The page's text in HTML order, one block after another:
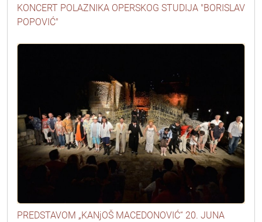
KONCERT POLAZNIKA OPERSKOG STUDIJA "BORISLAV
POPOVIĆ"
PREDSTAVOM „KANjOŠ MACEDONOVIĆ“ 20. JUNA